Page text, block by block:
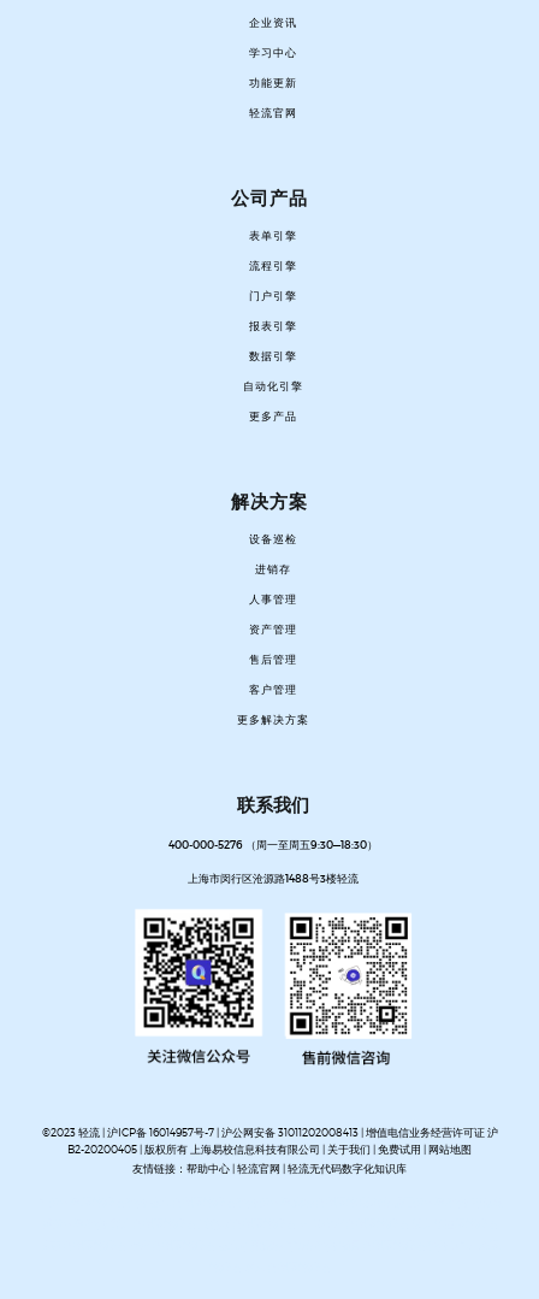
企业资讯
学习中心
功能更新
轻流官网
公司产品
表单引擎
流程引擎
门户引擎
报表引擎
数据引擎
自动化引擎
更多产品
解决方案
设备巡检
进销存
人事管理
资产管理
售后管理
客户管理
更多解决方案
联系我们
400-000-5276 （周一至周五9:30—18:30）
上海市闵行区沧源路1488号3楼轻流
©2023 轻流 |沪ICP备 16014957号-7|沪公网安备 31011202008413| 增值电信业务经营许可证 沪
B2-20200405 | 版权所有 上海易校信息科技有限公司 |关于我们 |免费试用 |网站地图
友情链接： 帮助中心|轻流官网 |轻流无代码数字化知识库